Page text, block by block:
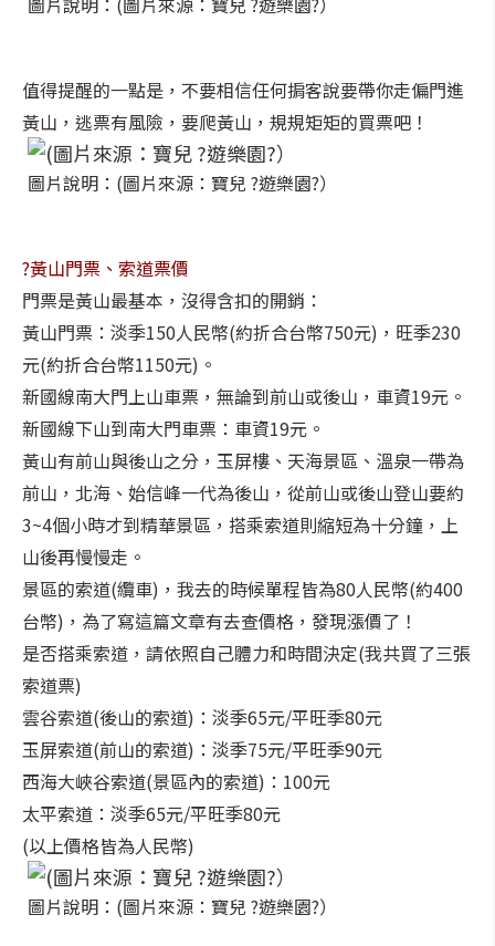
值得提醒的一點是，不要相信任何掮客說要帶你走偏門進
黃山，逃票有風險，要爬黃山，規規矩矩的買票吧！
圖片說明：(圖片來源：寶兒 ?遊樂園?）
?黃山門票、索道票價
門票是黃山最基本，沒得含扣的開銷：
黃山門票：淡季150人民幣(約折合台幣750元)，旺季230
元(約折合台幣1150元)。
新國線南大門上山車票，無論到前山或後山，車資19元。
新國線下山到南大門車票：車資19元。
黃山有前山與後山之分，玉屏樓、天海景區、溫泉一帶為
前山，北海、始信峰一代為後山，從前山或後山登山要約
3~4個小時才到精華景區，搭乘索道則縮短為十分鐘，上
山後再慢慢走。
景區的索道(纜車)，我去的時候單程皆為80人民幣(約400
台幣)，為了寫這篇文章有去查價格，發現漲價了！
是否搭乘索道，請依照自己體力和時間決定(我共買了三張
索道票)
雲谷索道(後山的索道)：淡季65元/平旺季80元
玉屏索道(前山的索道)：淡季75元/平旺季90元
西海大峽谷索道(景區內的索道)：100元
太平索道：淡季65元/平旺季80元
(以上價格皆為人民幣)
圖片說明：(圖片來源：寶兒 ?遊樂園?）